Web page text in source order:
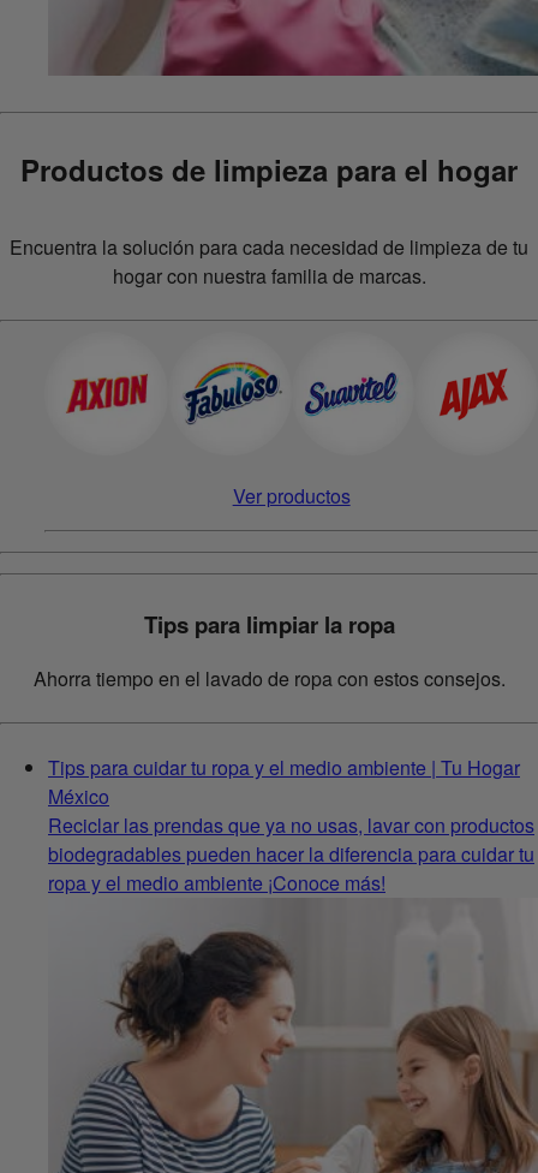
Productos de limpieza para el hogar
Encuentra la solución para cada necesidad de limpieza de tu
hogar con nuestra familia de marcas.
Ver productos
Tips para limpiar la ropa
Ahorra tiempo en el lavado de ropa con estos consejos.
Tips para cuidar tu ropa y el medio ambiente | Tu Hogar
México
Reciclar las prendas que ya no usas, lavar con productos
biodegradables pueden hacer la diferencia para cuidar tu
ropa y el medio ambiente ¡Conoce más!